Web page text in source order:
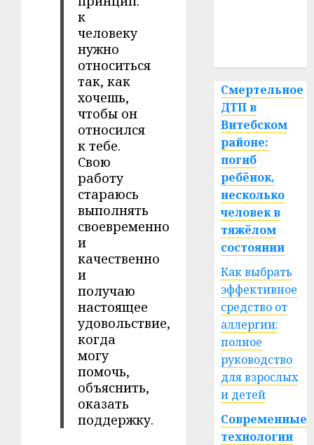
к
человеку
нужно
относиться
так, как
хочешь,
чтобы он
относился
к тебе.
Свою
работу
стараюсь
выполнять
своевременно
и
качественно
и
получаю
настоящее
удовольствие,
когда
могу
помочь,
объяснить,
оказать
поддержку.
Смертельное
ДТП в
Витебском
районе:
погиб
ребёнок,
несколько
человек в
тяжёлом
состоянии
Как выбрать
эффективное
средство от
аллергии:
полное
руководство
для взрослых
и детей
Современные
технологии